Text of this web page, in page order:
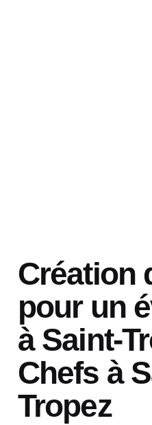
Création
pour un
à Saint-
Chefs à
Tropez